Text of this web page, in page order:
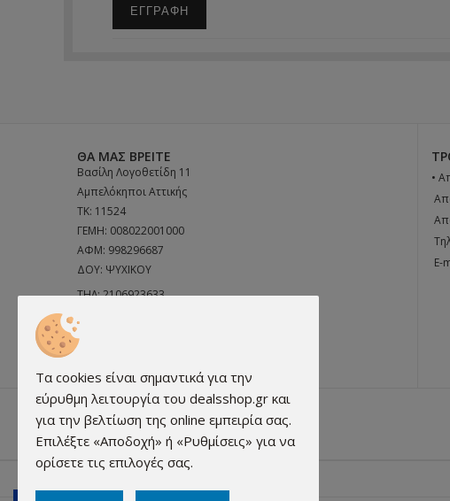
ΕΓΓΡΑΦΗ
ΘΑ ΜΑΣ ΒΡΕΊΤΕ
Βασίλη Λογοθετίδη 11
Αμπελόκηποι Αττικής
ΤΚ: 11524
ΓΕΜΗ: 008022001000
ΑΦΜ: 998296687
ΔΟΥ: ΨΥΧΙΚΟΥ
ΤΗΛ:2106923633
Email:
•




Τα cookies είναι σημαντικά για την
εύρυθμη λειτουργία του dealsshop.gr και
για την βελτίωση της online εμπειρία σας.
Επιλέξτε «Αποδοχή» ή «Ρυθμίσεις» για να
ορίσετε τις επιλογές σας.